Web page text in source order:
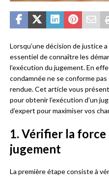
Lorsqu’une décision de justice
essentiel de connaître les
l’exécution du jugement. En
condamnée ne se conforme
rendue. Cet article vous
pour obtenir l’exécution d’un
d’expert pour maximiser vos
1. Vérifier la
jugement
La première étape consiste à